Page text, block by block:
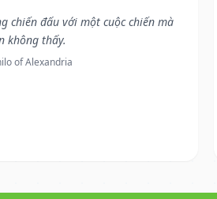
chiến đấu với một cuộc chiến mà
không thấy.
of Alexandria